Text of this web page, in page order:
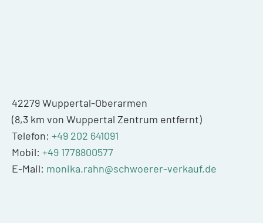
42279 Wuppertal-Oberarmen
(8,3 km von Wuppertal Zentrum entfernt)
Telefon: +49 202 641091
Mobil: +49 1778800577
E-Mail: monika.rahn@schwoerer-verkauf.de